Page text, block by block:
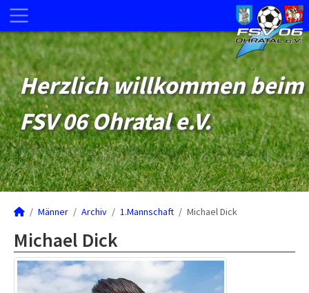
Herzlich willkommen beim
FSV 06 Ohratal e.V.
Männer Archiv 1.Mannschaft Michael Dick
Michael Dick